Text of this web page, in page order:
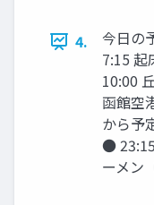
4.
今日
7:15 起
10:00
函館空
から予
●
ーメン